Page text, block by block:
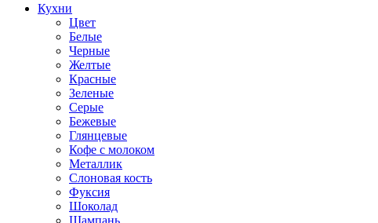
Кухни
Цвет
Белые
Черные
Желтые
Красные
Зеленые
Серые
Бежевые
Глянцевые
Кофе с молоком
Металлик
Слоновая кость
Фуксия
Шоколад
Шампань